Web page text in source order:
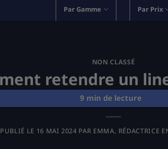
Par Gamme Par Prix
NON CLASSÉ
retendre un
PUBLIÉ LE 16 MAI 2024 PAR EMMA, RÉDACTRICE